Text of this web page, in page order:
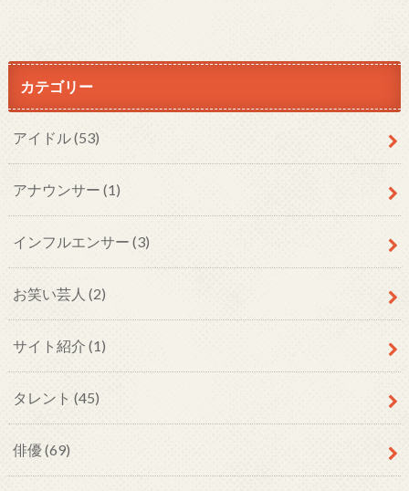
カテゴリー
アイドル(53)
アナウンサー (1)
インフルエンサー (3)
お笑い芸人 (2)
サイト紹介 (1)
タレント (45)
俳優(69)